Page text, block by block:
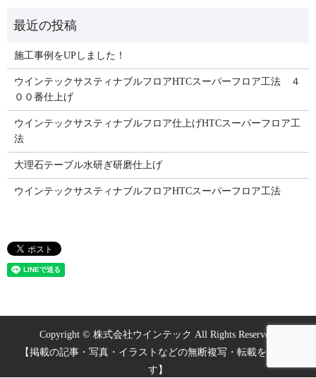
施工事例をUPしました！
ウインテックサスティナブルフロアHTCスーパーフロア工法 ４
００番仕上げ
ウインテックサスティナブルフロア仕上げHTCスーパーフロア工
法
大理石テーブル水研ぎ研磨仕上げ
ウインテックサスティナブルフロアHTCスーパーフロア工法
Copyright © 株式会社ウインテック All Rights Reserved.
【掲載の記事・写真・イラストなどの無断複写・転載を禁じま
す】